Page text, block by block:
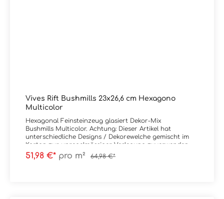
Vives Rift Bushmills 23x26,6 cm Hexagono
Multicolor
Hexagonal Feinsteinzeug glasiert Dekor-Mix
Bushmills Multicolor. Achtung: Dieser Artikel hat
unterschiedliche Designs / Dekorewelche gemischt im
Karton zur unregelmässiger Verlegung zuverwenden
sind. Bitte fragen Sie uns bei Unklarheiten.
Material: Feinsteinzeug glasiertFormat: 23x26,6 cm / 6-
51,98 €* pro m² 64,98 €*